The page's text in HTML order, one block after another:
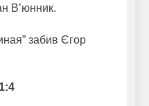
В’юнник.
забив Єгор